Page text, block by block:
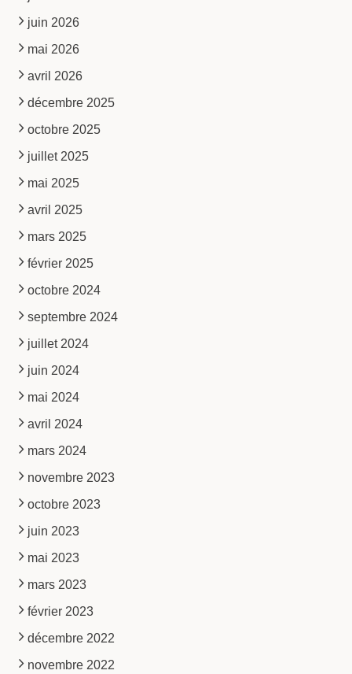
juin 2026
mai 2026
avril 2026
décembre 2025
octobre 2025
juillet 2025
mai 2025
avril 2025
mars 2025
février 2025
octobre 2024
septembre 2024
juillet 2024
juin 2024
mai 2024
avril 2024
mars 2024
novembre 2023
octobre 2023
juin 2023
mai 2023
mars 2023
février 2023
décembre 2022
novembre 2022